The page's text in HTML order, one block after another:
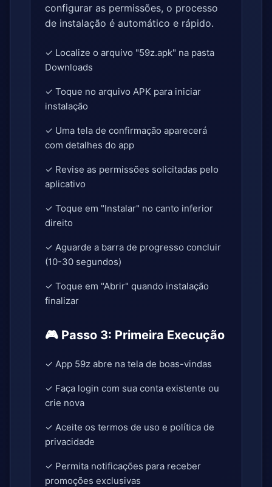
configurar as permissões, o processo
de instalação é automático e rápido.
✓ Localize o arquivo "59z.apk" na pasta
Downloads
✓ Toque no arquivo APK para iniciar
instalação
✓ Uma tela de confirmação aparecerá
com detalhes do app
✓ Revise as permissões solicitadas pelo
aplicativo
✓ Toque em "Instalar" no canto inferior
direito
✓ Aguarde a barra de progresso concluir
(10-30 segundos)
✓ Toque em "Abrir" quando instalação
finalizar
🎮 Passo 3: Primeira Execução
✓ App 59z abre na tela de boas-vindas
✓ Faça login com sua conta existente ou
crie nova
✓ Aceite os termos de uso e política de
privacidade
✓ Permita notificações para receber
promoções exclusivas